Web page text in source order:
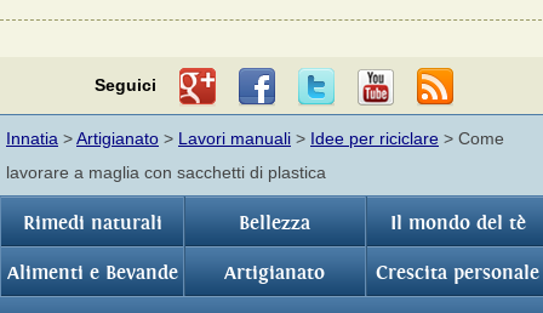
Seguici
Innatia >Artigianato > Lavori manuali > Idee per riciclare > Come
lavorare a maglia con sacchetti di plastica
Rimedi naturali Bellezza Il mondo del tè
Alimenti e Bevande Artigianato Crescita personale